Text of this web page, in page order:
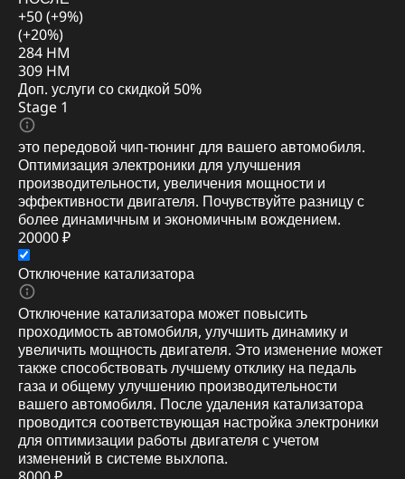
+50 (+9%)
(+20%)
284 HM
309 HM
Доп. услуги со скидкой 50%
Stage 1
это передовой чип-тюнинг для вашего автомобиля.
Оптимизация электроники для улучшения
производительности, увеличения мощности и
эффективности двигателя. Почувствуйте разницу с
более динамичным и экономичным вождением.
20000 ₽
Отключение катализатора
Отключение катализатора может повысить
проходимость автомобиля, улучшить динамику и
увеличить мощность двигателя. Это изменение может
также способствовать лучшему отклику на педаль
газа и общему улучшению производительности
вашего автомобиля. После удаления катализатора
проводится соответствующая настройка электроники
для оптимизации работы двигателя с учетом
изменений в системе выхлопа.